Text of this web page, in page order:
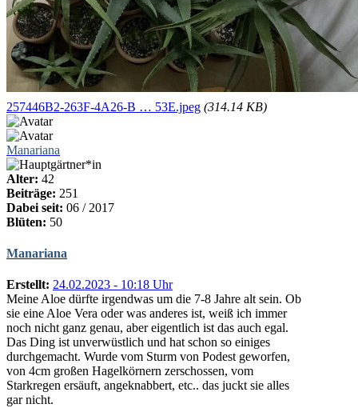
257446B2-263F-4A26-B … 53E.jpeg (314.14 KB)
Manariana
Alter: 42
Beiträge: 251
Dabei seit: 06 / 2017
Blüten: 50
Manariana
Erstellt: 24.02.2023 - 10:18 Uhr
Meine Aloe dürfte irgendwas um die 7-8 Jahre alt sein. Ob
sie eine Aloe Vera oder was anderes ist, weiß ich immer
noch nicht ganz genau, aber eigentlich ist das auch egal.
Das Ding ist unverwüstlich und hat schon so einiges
durchgemacht. Wurde vom Sturm von Podest geworfen,
von 4cm großen Hagelkörnern zerschossen, vom
Starkregen ersäuft, angeknabbert, etc.. das juckt sie alles
gar nicht.